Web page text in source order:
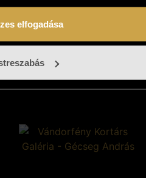
elfogadása
(50x60 cm)
497 000
Kosárba teszem